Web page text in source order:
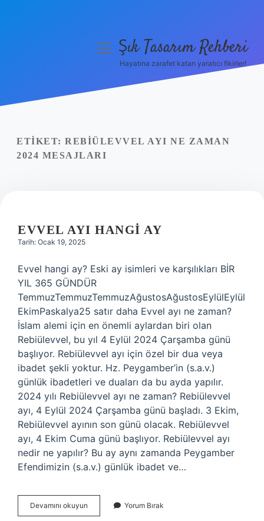
Yasal Uyarı
menüyüŞık Tasarım Rehberi
Hayatına zarafet katan yaratıcı fikirler!
ETIKET: REBIÜLEVVEL AYI NE ZAMAN
2024 MESAJLARI
EVVEL AYI HANGI AY
Tarih: Ocak 19, 2025
Evvel hangi ay? Eski ay isimleri ve karşılıkları BİR
YIL 365 GÜNDÜR
TemmuzTemmuzTemmuzAğustosAğustosEylülEylül
EkimPaskalya25 satır daha Evvel ayı ne zaman?
İslam alemi için en önemli aylardan biri olan
Rebiülevvel, bu yıl 4 Eylül 2024 Çarşamba günü
başlıyor. Rebiülevvel ayı için özel bir dua veya
ibadet şekli yoktur. Hz. Peygamber’in (s.a.v.)
günlük ibadetleri ve duaları da bu ayda yapılır.
2024 yılı Rebiülevvel ayı ne zaman? Rebiülevvel
ayı, 4 Eylül 2024 Çarşamba günü başladı. 3 Ekim,
Rebiülevvel ayının son günü olacak. Rebiülevvel
ayı, 4 Ekim Cuma günü başlıyor. Rebiülevvel ayı
nedir ne yapılır? Bu ay aynı zamanda Peygamber
Efendimizin (s.a.v.) günlük ibadet ve…
Devamını okuyun
Ayı
Yorum Bırak